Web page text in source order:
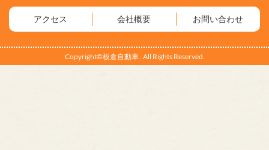
アクセス 会社概要 お問い合わせ
Copyright©板倉自動車 . All Rights Reserved.